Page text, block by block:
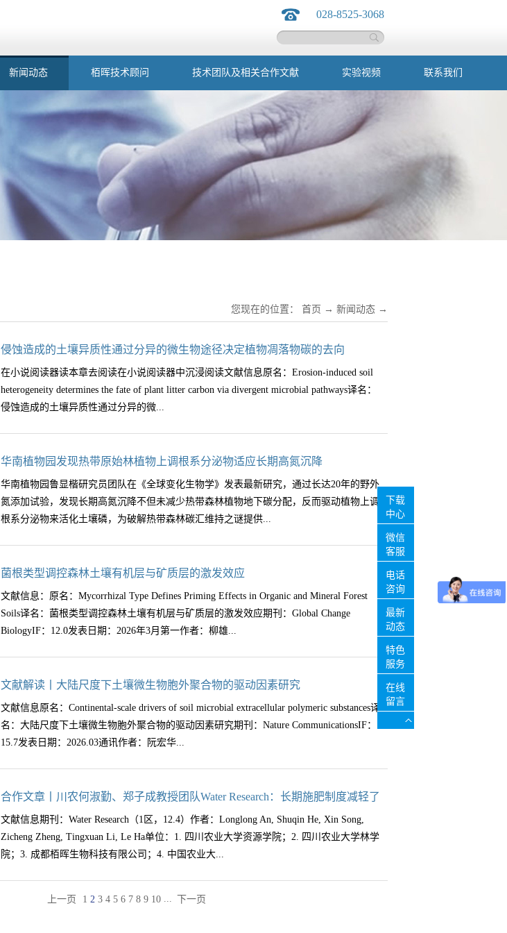
028-8525-3068
新闻动态 栢晖技术顾问 技术团队及相关合作文献 实验视频 联系我们
您现在的位置： 首页 → 新闻动态 →
侵蚀造成的土壤异质性通过分异的微生物途径决定植物凋落物碳的去向
在小说阅读器读本章去阅读在小说阅读器中沉浸阅读文献信息原名：Erosion-induced soil
heterogeneity determines the fate of plant litter carbon via divergent microbial pathways译名：
侵蚀造成的土壤异质性通过分异的微...
生物途径决定植物凋落物碳的去向期刊：Soil Biology and BiochemistryIF：10.3发表日期：
2026年5月通讯作者：王祥第一作者：石佳第一单位：中国农业大学土地科学与技术学院背
景土壤有机质是全球碳循环与农业可持续性的核心，其中矿物结合态有机质（MAOM）是
土壤中最持久、储量最大的碳组分，主要源于微生物对植物凋落物的分解与转化。土壤侵
群落与底物有效性，进而影响新鲜碳输入的土壤去向。在中国东北黑土区，长期侵蚀导致
（加速原生SOM分解），抵消碳固持；反之，“续埋效应”可能促进固碳。激发效应的方向
与强度取决于凋落物类型与土壤固有条件的相互作用，但目前沿侵蚀梯度这一作用如何调
控凋落物碳的归宿尚不明确。因此，亟需明确不同侵蚀位置下凋落物类型对激发效应及
MAOM形成效率的影响，为因地制宜的碳管理提供依据。科学问题（1）在不同侵蚀位置
区），凋落物源碳向 MAOM 的稳定效率是否存在显著差异？材料与方法（1）试验地概
况：试验地位于黑土区（吉林省伊通县），属暖温带半湿润大陆性季风气候，年均温5.5
°C、年均降水651.7 mm。（2）试验设计：沿侵蚀坡地采集非侵蚀、侵蚀、沉积三种黑
土，将¹³C标记的玉米秸秆与根茬分别添加至3种土壤中，25°C培养60天，定期测定CO₂排放
碳去向，量化激发效应与MAOM形成效率。（3）测定指标：CO₂排放量及其δ¹³C；碳组分
（POM/MAOM、DOC、MBC）及其δ¹³C；微生物群落结构（PLFA总丰度、细菌G+/G-、
率、总溶...
华南植物园发现热带原始林植物上调根系分泌物适应长期高氮沉降
华南植物园鲁显楷研究员团队在《全球变化生物学》发表最新研究，通过长达20年的野外
氮添加试验，发现长期高氮沉降不但未减少热带森林植物地下碳分配，反而驱动植物上调
根系分泌物来活化土壤磷，为破解热带森林碳汇维持之谜提供...
关键机制。 近半个世纪多以来，全球氮沉降持续加剧扰乱了生态系统的氮磷平衡，尤其是
在有效磷相对匮乏的热带亚热带地区。基于温带氮限制生态系统的大量经验研究，形成了
经典认知：施氮会缓解植物对氮的竞争，从而减少光合产物向地下的分配，尤其降低根系
分泌物的释放。然而，这一范式能否直接套用于“富氮”但磷匮乏的热带亚热带森林，长期
颈。为了破解这一瓶颈，研究团队于2002年在广东鼎湖山国家级自然保护区原始林（季风
ha⁻¹ year⁻¹），系统探讨了热带森林植物如何通过调节根系分泌物及其介导的土壤磷动态来
适应长期高氮沉降。研究发现，面对长期氮沉降引发的土壤有效氮磷失衡，热带森林植物
并未“吝啬”其碳资源，反而进化出了一种积极的适应机制：一是通过提高根系分泌物碳输
入速率，激发微生物磷酸酶活性，加速有机磷矿化；二是增强有机酸释放，促进矿物结合
长所必需的磷，建立起了“根系分泌物-土壤磷活化”的正反馈循环。该研究首次证实热带植
物能通过上调根系分泌物释放来适应长期高氮沉降，修正了“氮沉降导致地下碳分配减少”
的传统观点。这一发现不仅解释了热带“富氮”森林如何维持高生产力与稳定性，还表明生
态系统在面对长期环境压力时可能拥有更复杂的主动适应策略，这对预测未来气候变化背
adaptation mechanism to facilitate phosphorus mobilization in a subtropical primary forest under
chronic nitrogen deposition”为题，发表在全球变化研究领域权威期刊Global Change
菌根类型调控森林土壤有机层与矿质层的激发效应
文献信息：原名：Mycorrhizal Type Defines Priming Effects in Organic and Mineral Forest
Soils译名：菌根类型调控森林土壤有机层与矿质层的激发效应期刊：Global Change
BiologyIF：12.0发表日期：2026年3月第一作者：柳雄...
辉 中南林业科技大学通讯作者：陈亮教授 中南林业科技大学 背景：森林土壤有机碳是陆
地碳库的核心，其周转受微生物激发效应（新鲜碳输入改变原有SOC分解速率）的影响。
丛枝菌根（AM）与外生菌根（ECM）树种会形成不同的土壤环境，显著影响碳库分布与
稳定性。现有研究已证实菌根类型驱动土壤碳循环差异，但菌根类型如何在不同土壤深度
壤激发效应，以及这种调控是否存在土层深度依赖性。当前研究大多仅关注表层土壤，仍
途径差异调控激发效应，缺乏菌根类型与土层深度交互作用下土壤激发效应的机制解
析。 实验设计：1、采样地点：中国湖南省长沙县大山冲森林公园（28°23′N，
113°19′E）。该森林公园是中国东南部典型的亚热带天然林，年均降水量1416 mm，年均
气温17.3℃，优势树种林龄约65 年，土壤类型为红色壤土。2、样地设置：根据菌根类型
文献解读丨大陆尺度下土壤微生物胞外聚合物的驱动因素研究
文献信息原名：Continental-scale drivers of soil microbial extracellular polymeric substances译
名：大陆尺度下土壤微生物胞外聚合物的驱动因素研究期刊：Nature CommunicationsIF：
15.7发表日期：2026.03通讯作者：阮宏华...
教授作者单位：南京林业大学背景土壤微生物胞外聚合物（EPS）是由微生物分泌的多
糖、蛋白质等生物聚合物组成的复杂混合物，在形成土壤团聚体、构建微生物生境以及推
动碳循环等方面发挥着重要作用。EPS作为微生物残体的重要组成之一，可能通过促进团
聚体形成和矿物-有机物质结合，有助于土壤有机碳的稳定。然而，目前关于EPS在大陆尺
识。以往研究多局限于实验室或小范围样点，尚未在大尺度上开展系统性评估。科学问题
（1）分布格局：在欧洲气候梯度下，土壤EPS含量的分布规律是什么？土地利用和母岩类
合作文章丨川农何淑勤、郑子成教授团队Water Research：长期施肥制度减轻了
农业土壤渗滤液中溶解有机质的浸出并改变了其化学多样性
文献信息期刊：Water Research（1区，12.4）作者：Longlong An, Shuqin He, Xin Song,
Zicheng Zheng, Tingxuan Li, Le Ha单位：1. 四川农业大学资源学院；2. 四川农业大学林学
院；3. 成都栢晖生物科技有限公司；4. 中国农业大...
学土地科学与技术学院，农业农村部华北耕地保育重点实验室01图文摘要02成果简介近
上一页 1 2 3 4 5 6 7 8 9 10 ... 下一页
下载
中心
微信
客服
电话
咨询
最新
动态
特色
服务
在线
留言